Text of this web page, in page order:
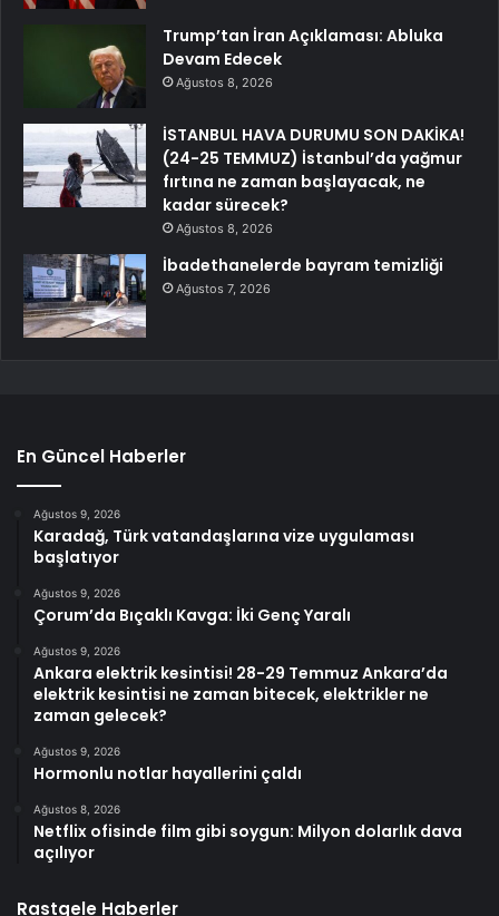
Trump’tan İran Açıklaması: Abluka
Devam Edecek
Ağustos 8, 2026
İSTANBUL HAVA DURUMU SON DAKİKA!
(24-25 TEMMUZ) İstanbul’da yağmur
fırtına ne zaman başlayacak, ne
kadar sürecek?
Ağustos 8, 2026
İbadethanelerde bayram temizliği
Ağustos 7, 2026
En Güncel Haberler
Ağustos 9, 2026
Karadağ, Türk vatandaşlarına vize uygulaması
başlatıyor
Ağustos 9, 2026
Çorum’da Bıçaklı Kavga: İki Genç Yaralı
Ağustos 9, 2026
Ankara elektrik kesintisi! 28-29 Temmuz Ankara’da
elektrik kesintisi ne zaman bitecek, elektrikler ne
zaman gelecek?
Ağustos 9, 2026
Hormonlu notlar hayallerini çaldı
Ağustos 8, 2026
Netflix ofisinde film gibi soygun: Milyon dolarlık dava
açılıyor
Rastgele Haberler